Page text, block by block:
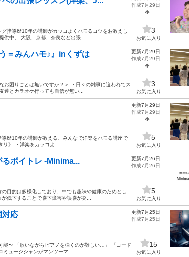
指導歴10年の講師がカッコよくハモるコツをお教えし
供中。 大阪、京都、奈良など出張...
作成7月29日
3
お気に入り
＝みんハモ♪』inくずは
お困りごとは無いですか？＞ ・日々の雑事に追われてス
達とカラオケ行っても自信が無い...
更新7月29日
作成7月29日
3
お気に入り
歴10年の講師が教える、みんなで洋楽をハモる講座で
》 ・洋楽をカッコよ...
更新7月29日
作成7月29日
5
お気に入り
ボイトレ -Minima...
目的は多様化しており、中でも趣味や健康のためとし
低下することで嚥下障害や誤嚥が発...
更新7月26日
作成7月26日
5
お気に入り
対応
能〜 「歌いながらピアノを弾くのが難しい…」 「コード
ュージシャンがマンツーマ...
更新7月25日
作成7月25日
15
お気に入り